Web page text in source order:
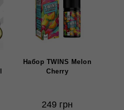
Набор TWINS Melon
Cherry
249 грн